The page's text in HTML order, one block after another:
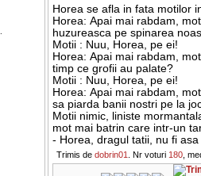
Horea se afla in fata motilor
Horea: Apai mai rabdam,
huzureasca pe spinarea
Motii : Nuu, Horea, pe ei!
Horea: Apai mai rabdam,
timp ce grofii au palate?
Motii : Nuu, Horea, pe ei!
Horea: Apai mai rabdam,
sa piarda banii nostri pe la
Motii nimic, liniste
mot mai batrin care intr-un
- Horea, dragul tatii, nu fi
Trimis de dobrin01 . Nr voturi 180,